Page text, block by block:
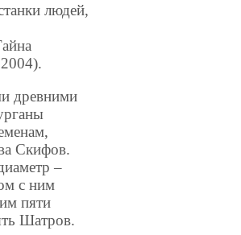
людей,
древними
Скифов.
–
с ним
пяти
Шатров.